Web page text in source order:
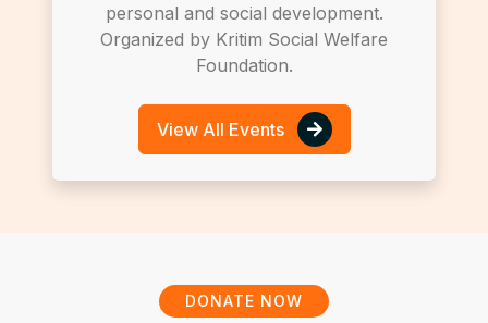
personal and social development.
Organized by Kritim Social Welfare
Foundation.
View All Events
DONATE NOW